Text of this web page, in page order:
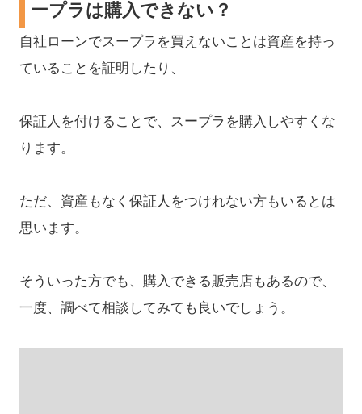
ープラは購入できない？
自社ローンでスープラを買えないことは資産を持っ
ていることを証明したり、
保証人を付けることで、スープラを購入しやすくな
ります。
ただ、資産もなく保証人をつけれない方もいるとは
思います。
そういった方でも、購入できる販売店もあるので、
一度、調べて相談してみても良いでしょう。